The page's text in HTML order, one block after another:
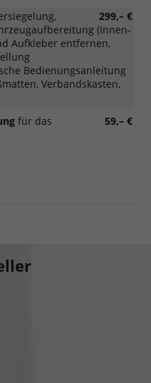
299,– €
(Innen-
Aufkleber entfernen,
Bedienungsanleitung
Verbandskasten,
59,– €
für das